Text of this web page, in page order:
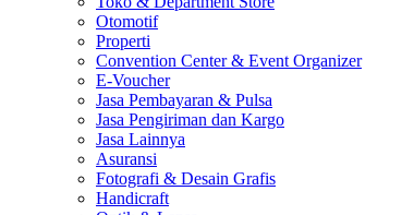
Otomotif
Properti
Convention Center & Event Organizer
E-Voucher
Jasa Pembayaran & Pulsa
Jasa Pengiriman dan Kargo
Jasa Lainnya
Asuransi
Fotografi & Desain Grafis
Handicraft